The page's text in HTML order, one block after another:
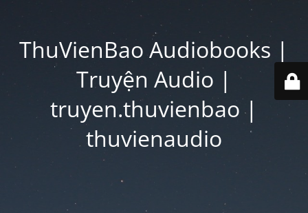
ThuVienBao Audiobooks |
Truyện Audio |
truyen.thuvienbao |
thuvienaudio